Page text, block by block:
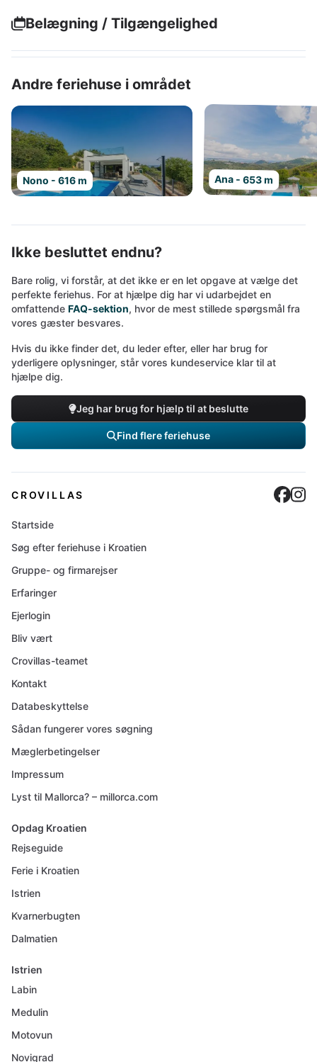
Belægning / Tilgængelighed
Andre feriehuse i området
Nono - 616 m Ana - 653 m
Ikke besluttet endnu?
Bare rolig, vi forstår, at det ikke er en let opgave at vælge det
perfekte feriehus. For at hjælpe dig har vi udarbejdet en
omfattende FAQ-sektion, hvor de mest stillede spørgsmål fra
vores gæster besvares.
Hvis du ikke finder det, du leder efter, eller har brug for
yderligere oplysninger, står vores kundeservice klar til at
hjælpe dig.
Jeg har brug for hjælp til at beslutte
Find flere feriehuse
CROVILLAS
Startside
Søg efter feriehuse i Kroatien
Gruppe- og firmarejser
Erfaringer
Ejerlogin
Bliv vært
Crovillas-teamet
Kontakt
Databeskyttelse
Sådan fungerer vores søgning
Mæglerbetingelser
Impressum
Lyst til Mallorca? – millorca.com
Opdag Kroatien
Rejseguide
Ferie i Kroatien
Istrien
Kvarnerbugten
Dalmatien
Istrien
Labin
Medulin
Motovun
Novigrad